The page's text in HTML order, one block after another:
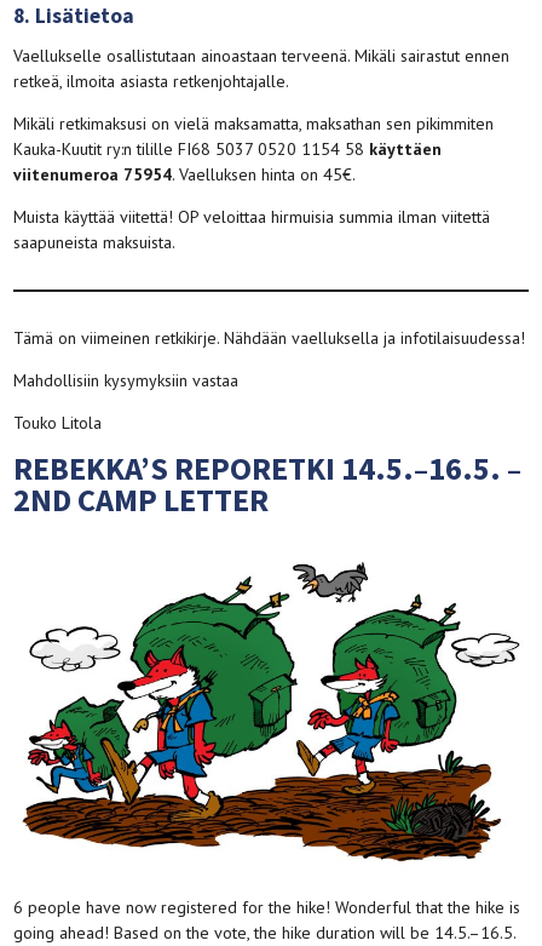
8. Lisätietoa
Vaellukselle osallistutaan ainoastaan terveenä. Mikäli sairastut ennen
retkeä, ilmoita asiasta retkenjohtajalle.
Mikäli retkimaksusi on vielä maksamatta, maksathan sen pikimmiten
Kauka-Kuutit ry:n tilille FI68 5037 0520 1154 58 käyttäen
viitenumeroa 75954. Vaelluksen hinta on 45€.
Muista käyttää viitettä! OP veloittaa hirmuisia summia ilman viitettä
saapuneista maksuista.
Tämä on viimeinen retkikirje. Nähdään vaelluksella ja infotilaisuudessa!
Mahdollisiin kysymyksiin vastaa
Touko Litola
REBEKKA’S REPORETKI 14.5.–16.5. –
2ND CAMP LETTER
6 people have now registered for the hike! Wonderful that the hike is
going ahead! Based on the vote, the hike duration will be 14.5.–16.5.